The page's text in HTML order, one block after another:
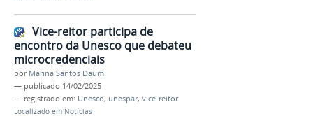
Vice-reitor participa de
encontro da Unesco que debateu
microcredenciais
por Marina Santos Daum
— publicado 14/02/2025
— registrado em: Unesco, unespar, vice-reitor
Localizado em Notícias